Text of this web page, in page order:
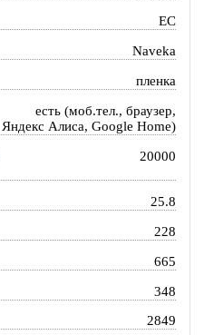
EC
Naveka
пленка
есть (моб.тел., браузер,
Яндекс Алиса, Google Home)
20000
25.8
228
665
348
2849